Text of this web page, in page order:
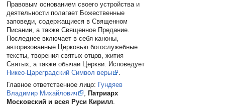
Правовым основанием своего устройства и
деятельности полагает Божественные
заповеди, содержащиеся в Священном
Писании, а также Священное Предание.
Последнее включает в себя каноны,
авторизованные Церковью богослужебные
тексты, творения святых отцов, жития
Святых, а также обычаи Церкви. Исповедует
Никео-Цареградский Символ веры
.
Главное ответственное лицо: Гундяев
Владимир Михайлович
,Патриарх
Московский и всея Руси Кирилл